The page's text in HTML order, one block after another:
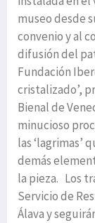
museo desde
convenio y al
difusión del
Fundación
cristalizado’,
Bienal de
minucioso
las ‘lagrimas’
demás
la pieza. Los
Servicio de
Álava y